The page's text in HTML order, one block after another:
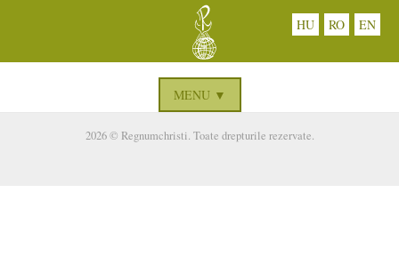
HU RO EN
MENU ▼
2026 © Regnumchristi. Toate drepturile rezervate.